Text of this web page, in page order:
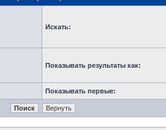
Искать:
Показывать результаты как:
Показывать первые: